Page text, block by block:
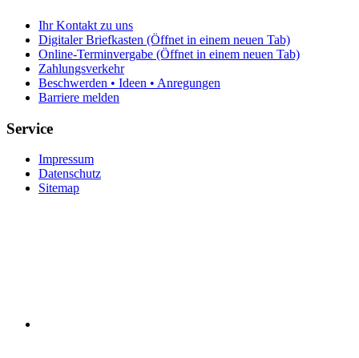
Ihr Kontakt zu uns
Digitaler Briefkasten (Öffnet in einem neuen Tab)
Online-Terminvergabe (Öffnet in einem neuen Tab)
Zahlungsverkehr
Beschwerden • Ideen • Anregungen
Barriere melden
Service
Impressum
Datenschutz
Sitemap